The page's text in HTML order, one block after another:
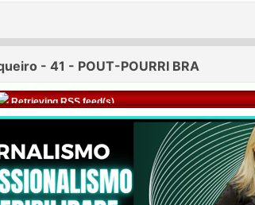
Retrieving RSS feed(s)